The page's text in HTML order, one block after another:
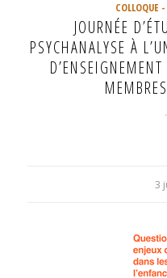
COLLOQUE
JOURNÉE
PSYCHANALYSE À
3